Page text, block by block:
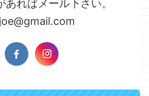
ればメール下さい。